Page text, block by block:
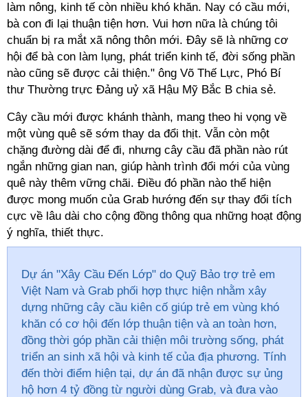
làm nông, kinh tế còn nhiều khó khăn. Nay có cầu mới,
bà con đi lại thuận tiện hơn. Vui hơn nữa là chúng tôi
chuẩn bị ra mắt xã nông thôn mới. Đây sẽ là những cơ
hội để bà con làm lụng, phát triển kinh tế, đời sống phần
nào cũng sẽ được cải thiện." ông Võ Thế Lực, Phó Bí
thư Thường trực Đảng uỷ xã Hậu Mỹ Bắc B chia sẻ.
Cây cầu mới được khánh thành, mang theo hi vọng về
một vùng quê sẽ sớm thay da đổi thịt. Vẫn còn một
chặng đường dài để đi, nhưng cây cầu đã phần nào rút
ngắn những gian nan, giúp hành trình đổi mới của vùng
quê này thêm vững chãi. Điều đó phần nào thể hiện
được mong muốn của Grab hướng đến sự thay đổi tích
cực về lâu dài cho cộng đồng thông qua những hoạt động
ý nghĩa, thiết thực.
Dự án "Xây Cầu Đến Lớp" do Quỹ Bảo trợ trẻ em
Việt Nam và Grab phối hợp thực hiện nhằm xây
dựng những cây cầu kiên cố giúp trẻ em vùng khó
khăn có cơ hội đến lớp thuận tiện và an toàn hơn,
đồng thời góp phần cải thiện môi trường sống, phát
triển an sinh xã hội và kinh tế của địa phương. Tính
đến thời điểm hiện tại, dự án đã nhận được sự ủng
hộ hơn 4 tỷ đồng từ người dùng Grab, và đưa vào